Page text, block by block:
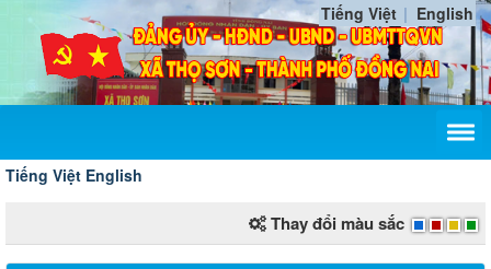
Tiếng Việt English
Tiếng Việt English
Thay đổi màu sắc